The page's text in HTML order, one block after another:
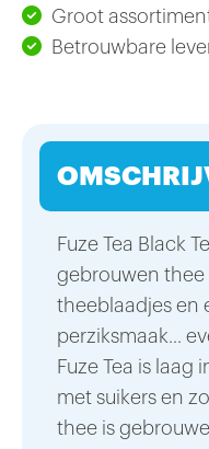
Groot
Betrouwbare
Fuze Tea Black
gebrouwen thee
theeblaadjes en
perziksmaak...
Fuze Tea is laag
met suikers en
thee is